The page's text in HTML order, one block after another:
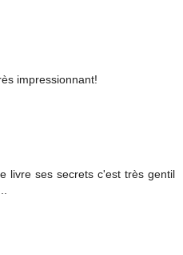
impressionnant!
livre ses secrets c'est très gentil